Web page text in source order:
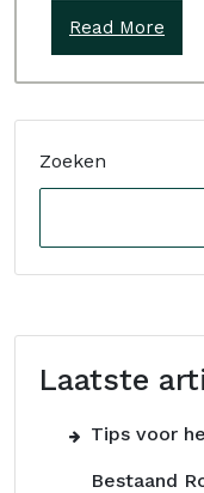
Read More
Zoeken
Laatste
Tips voor
Bestaand